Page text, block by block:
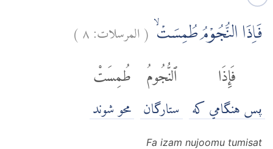
فَاِذَا النُّجُوْمُ طُمِسَتْۙ (المرسلات:٨)
فَإِذَا
پس هنگامي كه
ٱلنُّجُومُ
ستارگان
طُمِسَتْ
محو شوند
Fa izam nujoomu tumisat